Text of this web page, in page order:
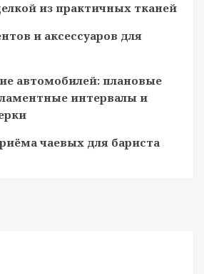
из практичных тканей
и аксессуаров для
автомобилей: плановые
интервалы и
чаевых для бариста